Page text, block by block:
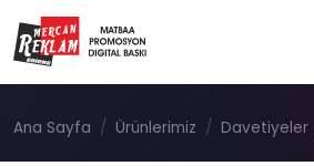
Ana Sayfa Ürünlerimiz Davetiyeler